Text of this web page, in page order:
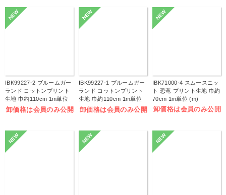
NEW
IBK99227-2 ブルームガー
ランド コットンプリント
生地 巾約110cm 1m単位
(m)
卸価格は会員のみ公開
NEW
IBK99227-1 ブルームガー
ランド コットンプリント
生地 巾約110cm 1m単位
(m)
卸価格は会員のみ公開
NEW
IBK71000-4 スムースニッ
ト 恐竜 プリント生地 巾約
70cm 1m単位 (m)
卸価格は会員のみ公開
NEW NEW NEW